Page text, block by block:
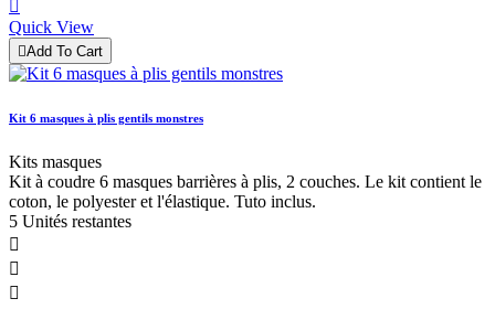

Quick View
Add To Cart
Kit 6 masques à plis gentils monstres
Kits masques
Kit à coudre 6 masques barrières à plis, 2 couches. Le kit contient le
coton, le polyester et l'élastique. Tuto inclus.
5 Unités restantes


